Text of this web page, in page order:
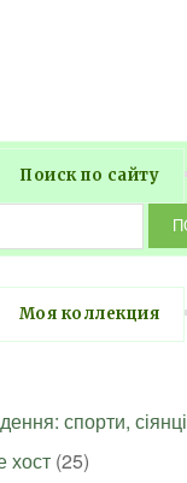
Поиск по сайту
Моя коллекция
спорти, сіянці
хост (25)